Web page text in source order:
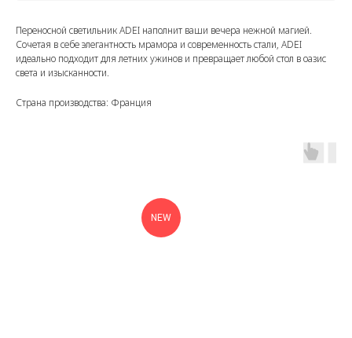
Переносной светильник ADEI наполнит ваши вечера нежной магией.
Сочетая в себе элегантность мрамора и современность стали, ADEI
идеально подходит для летних ужинов и превращает любой стол в оазис
света и изысканности.
Страна производства: Франция
NEW